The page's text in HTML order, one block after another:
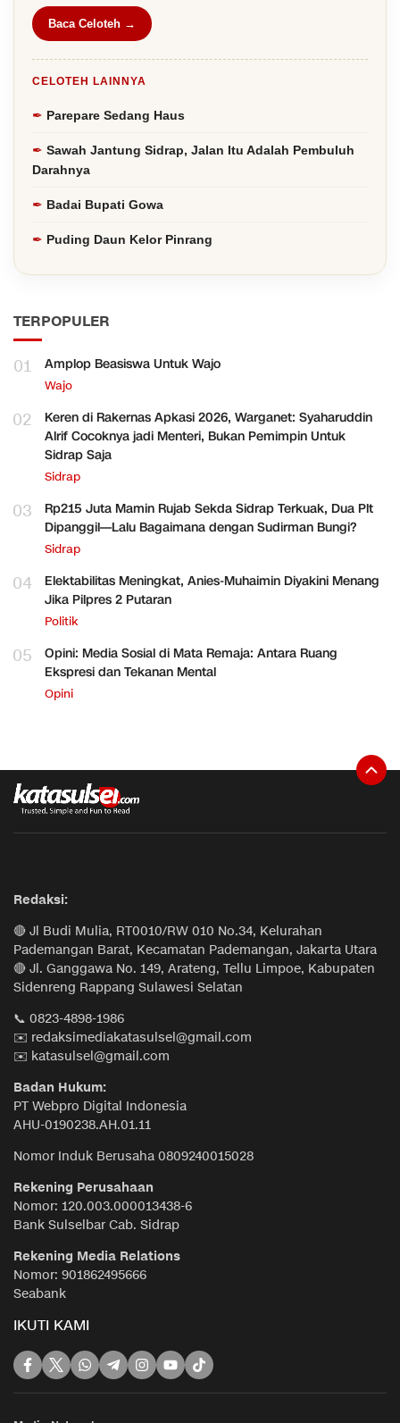
Baca Celoteh →
CELOTEH LAINNYA
Parepare Sedang Haus
Sawah Jantung Sidrap, Jalan Itu Adalah Pembuluh
Darahnya
Badai Bupati Gowa
Puding Daun Kelor Pinrang
TERPOPULER
01 Amplop Beasiswa Untuk Wajo
Wajo
02
Keren di Rakernas Apkasi 2026, Warganet: Syaharuddin
Alrif Cocoknya jadi Menteri, Bukan Pemimpin Untuk
Sidrap Saja
Sidrap
03
Rp215 Juta Mamin Rujab Sekda Sidrap Terkuak, Dua Plt
Dipanggil—Lalu Bagaimana dengan Sudirman Bungi?
Sidrap
04
Elektabilitas Meningkat, Anies-Muhaimin Diyakini Menang
Jika Pilpres 2 Putaran
Politik
05
Opini: Media Sosial di Mata Remaja: Antara Ruang
Ekspresi dan Tekanan Mental
Opini
Redaksi:
🔴 Jl Budi Mulia, RT0010/RW 010 No.34, Kelurahan
Pademangan Barat, Kecamatan Pademangan, Jakarta Utara
🔴 Jl. Ganggawa No. 149, Arateng, Tellu Limpoe, Kabupaten
Sidenreng Rappang Sulawesi Selatan
📞 0823-4898-1986
✉️ redaksimediakatasulsel@gmail.com
✉️ katasulsel@gmail.com
Badan Hukum:
PT Webpro Digital Indonesia
AHU-0190238.AH.01.11
Nomor Induk Berusaha 0809240015028
Rekening Perusahaan
Nomor: 120.003.000013438-6
Bank Sulselbar Cab. Sidrap
Rekening Media Relations
Nomor: 901862495666
Seabank
IKUTI KAMI